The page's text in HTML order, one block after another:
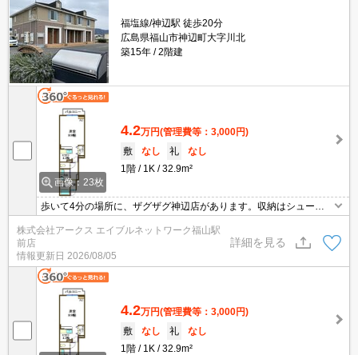
福塩線/神辺駅 徒歩20分
広島県福山市神辺町大字川北
築15年
2階建
画像：23枚
4.2万円(管理費等：3,000円)
敷
なし 礼
なし
1階
1K 32.9m²
歩いて4分の場所に、ザグザグ神辺店があります。収納はシューズ
ボックス・クロゼットなど豊富なので、衣類や履き物の整理がしや
すく便利です。室内設備は洗面所独立・浴室乾燥機など大変充実し
ております。知らない人が来た時でも玄関を開ける必要がなくなる
TVインターホンが付いております。
株式会社アークス エイブルネットワーク福山駅
前店
情報更新日 2026/08/05
詳細を見る
4.2万円(管理費等：3,000円)
敷
なし 礼
なし
1階
1K 32.9m²